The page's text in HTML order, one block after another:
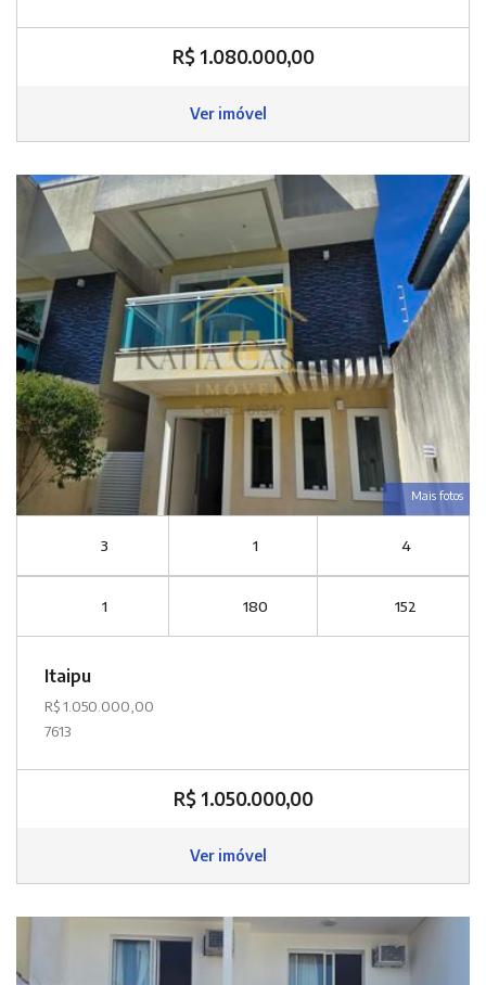
R$ 1.080.000,00
Ver imóvel
Mais fotos
3 1 4
1 180 152
Itaipu
R$ 1.050.000,00
7613
R$ 1.050.000,00
Ver imóvel